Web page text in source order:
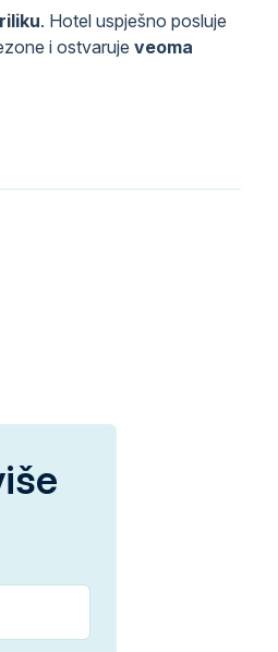
. Hotel uspješno posluje
i ostvaruje veoma